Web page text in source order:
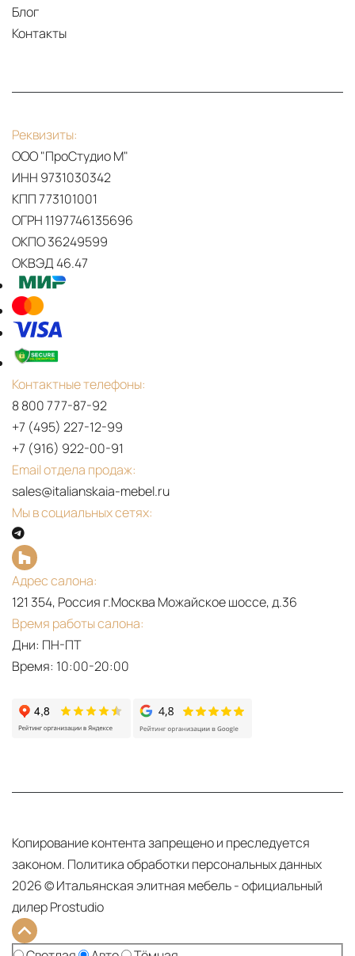
Блог
Контакты
Реквизиты:
ООО "ПроСтудио М"
ИНН 9731030342
КПП 773101001
ОГРН 1197746135696
ОКПО 36249599
ОКВЭД 46.47
Контактные телефоны:
8 800 777-87-92
+7 (495) 227-12-99
+7 (916) 922-00-91
Email отдела продаж:
sales@italianskaia-mebel.ru
Мы в социальных сетях:
Адрес салона:
121 354, Россия г.Москва Можайское шоссе, д.36
Время работы салона:
Дни: ПН-ПТ
Время: 10:00-20:00
Копирование контента запрещено и преследуется
законом. Политика обработки персональных данных
2026 © Итальянская элитная мебель - официальный
дилер Prostudio